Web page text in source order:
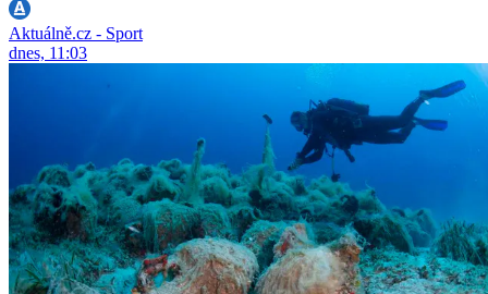
Aktuálně.cz - Sport
dnes, 11:03